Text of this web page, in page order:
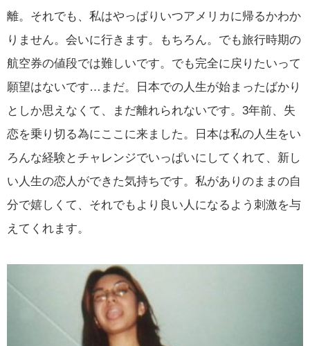
離。それでも、私はやっぱりいつアメリカに帰るかわか
りません。会いに行きます。もちろん。でも旅行時期の
航空券の値段では難しいです。でも完全に戻りたいって
願望はないです…まだ。日本での人生が始まったばかり
としか思えなくて、まだ離れられないです。3年前、失
恋を乗り切る為にここに来ました。日本は私の人生をい
ろんな経験とチャレンジでいっぱいにしてくれて、新し
い人生の恋人ができた気持ちです。私がありのままの自
分で嬉しくて、それでもより良い人になるよう刺激を与
えてくれます。